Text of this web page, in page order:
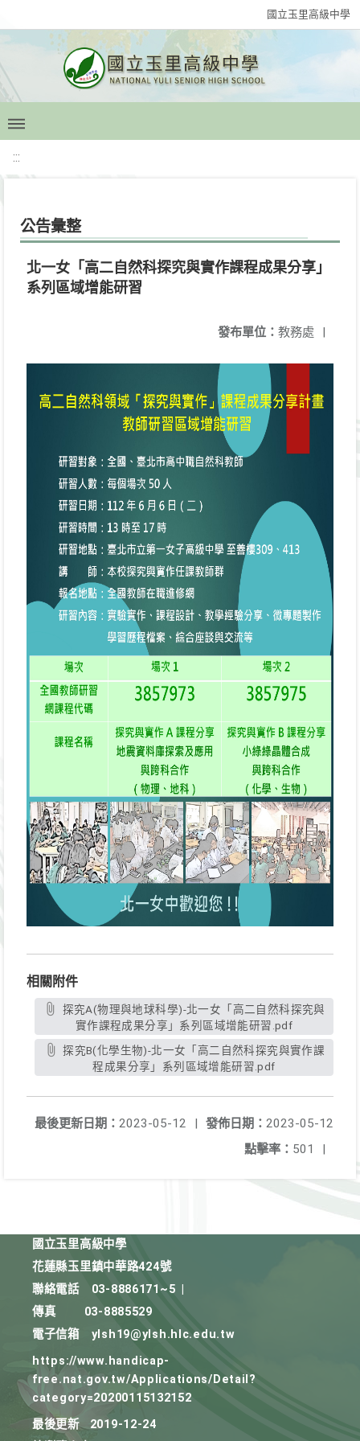
國立玉里高級中學
:::
公告彙整
北一女「高二自然科探究與實作課程成果分享」
系列區域增能研習
發布單位： 教務處 |
相關附件
實作課程成果分享」系列區域增能研習.pdf
探究B(化學生物)-北一女「高二自然科探究與實作課
程成果分享」系列區域增能研習.pdf
發佈日期： 2023-05-12
最後更新日期： 2023-05-12
|
點擊率： 501 |
國立玉里高級中學
花蓮縣玉里鎮中華路424號
聯絡電話
03-8886171~5
傳真
03-8885529
電子信箱
ylsh19@ylsh.hlc.edu.tw
https://www.handicap-
free.nat.gov.tw/Applications/Detail?
category=20200115132152
最後更新
2019-12-24